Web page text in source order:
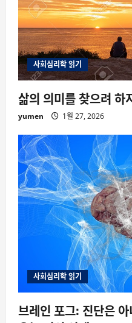
사회심리학 읽기
삶의 의미를 찾으려 하
yumen 1월 27, 2026
사회심리학 읽기
브레인 포그: 진단은